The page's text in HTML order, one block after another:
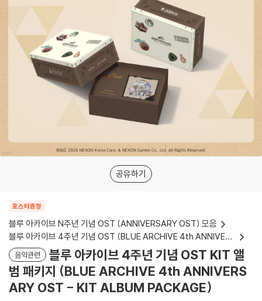
공유하기
포스터증정
블루 아카이브 N주년 기념 OST (ANNIVERSARY OST) 모음
블루 아카이브 4주년 기념 OST (BLUE ARCHIVE 4th ANNIVERSARY OST)
음악관련
블루 아카이브 4주년 기념 OST KIT 앨
범 패키지 (BLUE ARCHIVE 4th ANNIVERS
ARY OST - KIT ALBUM PACKAGE)